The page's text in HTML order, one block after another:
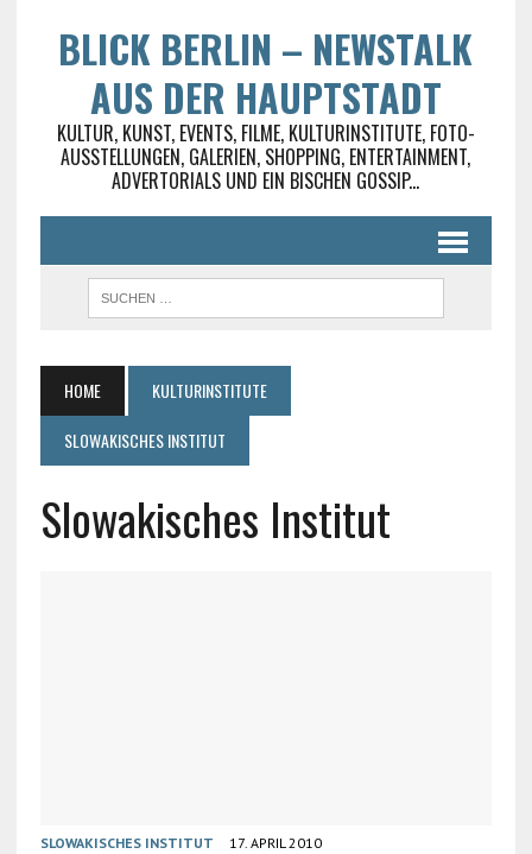
BLICK BERLIN – NEWSTALK
AUS DER HAUPTSTADT
KULTUR, KUNST, EVENTS, FILME, KULTURINSTITUTE, FOTO-
AUSSTELLUNGEN, GALERIEN, SHOPPING, ENTERTAINMENT,
ADVERTORIALS UND EIN BISCHEN GOSSIP...
HOME
KULTURINSTITUTE
SLOWAKISCHES INSTITUT
Slowakisches Institut
SLOWAKISCHES INSTITUT 17. APRIL 2010